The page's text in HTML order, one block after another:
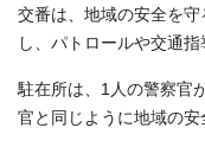
交番は、地域の安全を
し、パトロールや交通指
駐在所は、1人の警察官
官と同じように地域の安